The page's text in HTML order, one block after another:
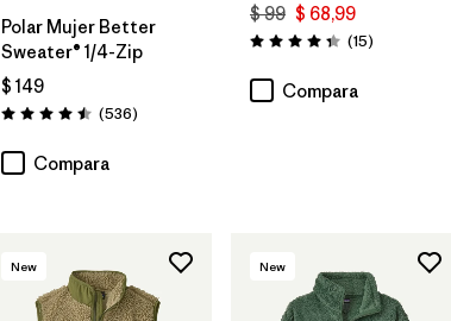
Polar Mujer Better
Sweater® 1/4-Zip
$ 149
Valoración: 4.5 / 5
(536Comentarios
)
Compara
$ 99 $ 68,99
Valoración: 4.3 / 5
(15Comentarios
)
Compara
New New